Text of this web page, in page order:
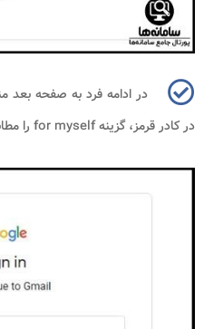
در ادامه فرد به صفحه بعد
در کادر قرمز، گزینهfor myself را